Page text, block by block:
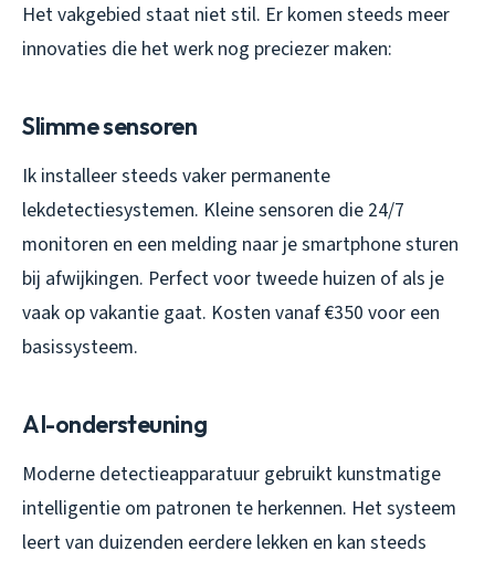
Het vakgebied staat niet stil. Er komen steeds meer
innovaties die het werk nog preciezer maken:
Slimme sensoren
Ik installeer steeds vaker permanente
lekdetectiesystemen. Kleine sensoren die 24/7
monitoren en een melding naar je smartphone sturen
bij afwijkingen. Perfect voor tweede huizen of als je
vaak op vakantie gaat. Kosten vanaf €350 voor een
basissysteem.
AI-ondersteuning
Moderne detectieapparatuur gebruikt kunstmatige
intelligentie om patronen te herkennen. Het systeem
leert van duizenden eerdere lekken en kan steeds